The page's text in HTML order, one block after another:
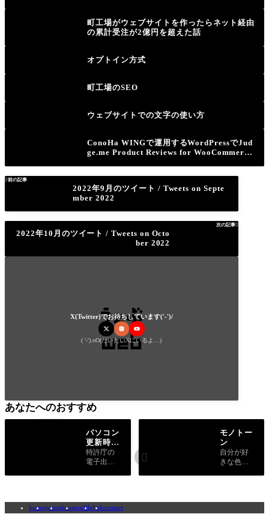
町工場がウェブサイトを作ったらネット経由
の累計受注が2億円を超えた話
オプトイン方式
町工場のSEO
ウェブサイトでの文字の使い方
ConoHa WINGで運用するWordPressでJud
ge.me Product Reviews for WooCommerce
前の記事
2022年9月のツイート / Tweets on Septe
mber 2022
次の記事
2022年10月のツイート / Tweets on Octo
ber 2022
X(Twitter)でお待ちしています('-')/
( '-').oO(だいたいXにいるよ…)
あなたへのおすすめ
パソコン
更新時の
インター
ネット出
特許庁の
電子出願
出願ソフ
トについ
モノトー
ン
自分が好
きな色の
た。

homepostsaboutprofilelinkcontact